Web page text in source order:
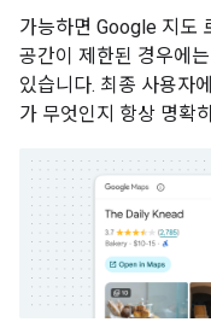
가능하면 Google 지도
공간이 제한된 경우에는
있습니다. 최종 사용자
가 무엇인지 항상 명확